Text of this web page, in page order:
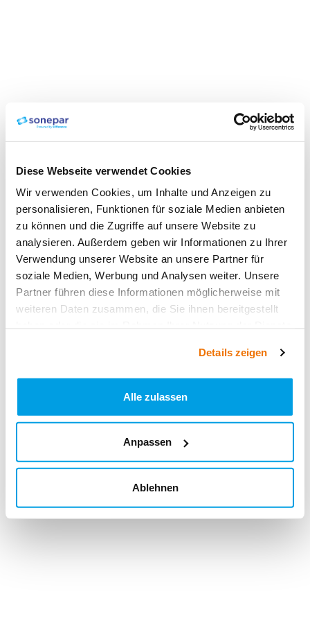
Diese Webseite verwendet Cookies
Wir verwenden Cookies, um Inhalte und Anzeigen zu
personalisieren, Funktionen für soziale Medien anbieten
zu können und die Zugriffe auf unsere Website zu
analysieren. Außerdem geben wir Informationen zu Ihrer
Verwendung unserer Website an unsere Partner für
soziale Medien, Werbung und Analysen weiter. Unsere
Partner führen diese Informationen möglicherweise mit
weiteren Daten zusammen, die Sie ihnen bereitgestellt
Details zeigen
Alle zulassen
Anpassen
Ablehnen